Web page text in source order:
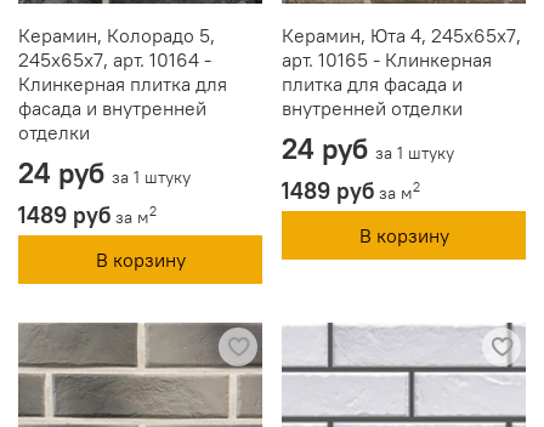
Керамин, Колорадо 5,
245x65x7, арт. 10164 -
Клинкерная плитка для
фасада и внутренней
отделки
24 руб за 1 штуку
1489 руб за м2
В корзину
Керамин, Юта 4, 245x65x7,
арт. 10165 - Клинкерная
плитка для фасада и
внутренней отделки
24 руб за 1 штуку
1489 руб за м2
В корзину